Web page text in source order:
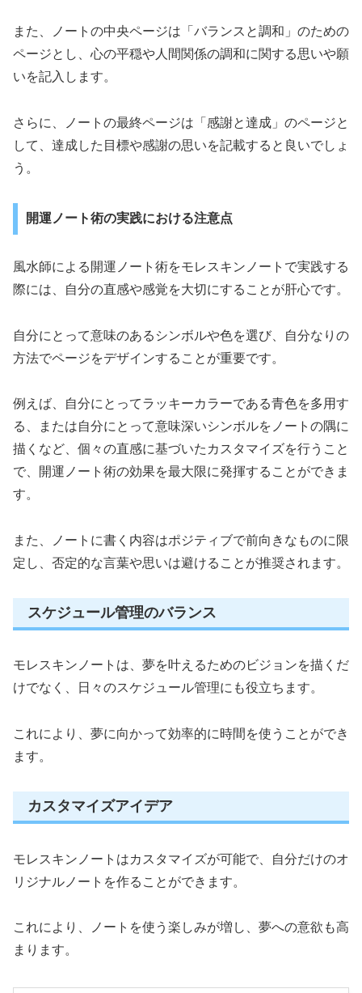
また、ノートの中央ページは「バランスと調和」のための
ページとし、心の平穏や人間関係の調和に関する思いや願
いを記入します。
さらに、ノートの最終ページは「感謝と達成」のページと
して、達成した目標や感謝の思いを記載すると良いでしょ
う。
開運ノート術の実践における注意点
風水師による開運ノート術をモレスキンノートで実践する
際には、自分の直感や感覚を大切にすることが肝心です。
自分にとって意味のあるシンボルや色を選び、自分なりの
方法でページをデザインすることが重要です。
例えば、自分にとってラッキーカラーである青色を多用す
る、または自分にとって意味深いシンボルをノートの隅に
描くなど、個々の直感に基づいたカスタマイズを行うこと
で、開運ノート術の効果を最大限に発揮することができま
す。
また、ノートに書く内容はポジティブで前向きなものに限
定し、否定的な言葉や思いは避けることが推奨されます。
スケジュール管理のバランス
モレスキンノートは、夢を叶えるためのビジョンを描くだ
けでなく、日々のスケジュール管理にも役立ちます。
これにより、夢に向かって効率的に時間を使うことができ
ます。
カスタマイズアイデア
モレスキンノートはカスタマイズが可能で、自分だけのオ
リジナルノートを作ることができます。
これにより、ノートを使う楽しみが増し、夢への意欲も高
まります。